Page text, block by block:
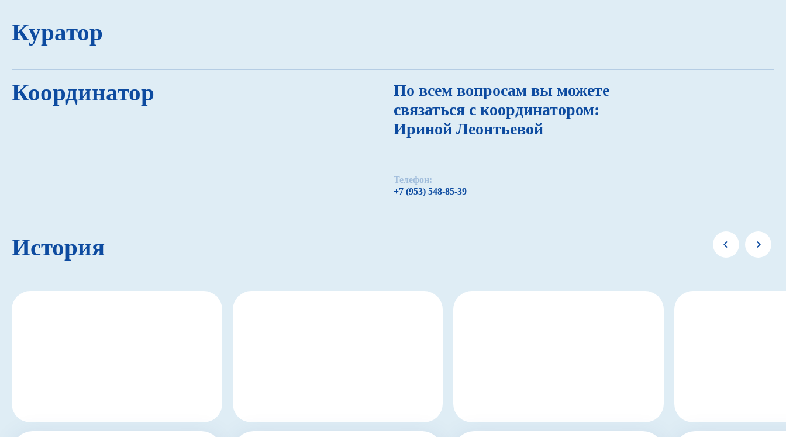
Куратор
Координатор
По всем вопросам вы можете
связаться с координатором:
Ириной Леонтьевой
Телефон:
+7 (953) 548-85-39
История